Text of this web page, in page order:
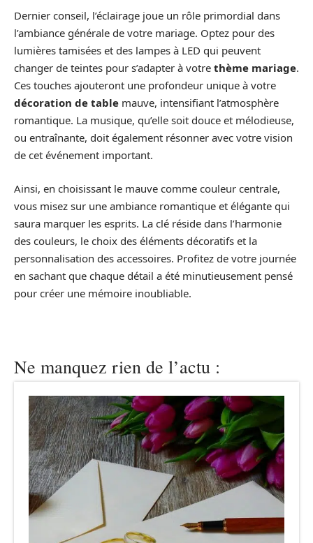
Dernier conseil, l’éclairage joue un rôle primordial dans
l’ambiance générale de votre mariage. Optez pour des
lumières tamisées et des lampes à LED qui peuvent
changer de teintes pour s’adapter à votre thème mariage.
Ces touches ajouteront une profondeur unique à votre
décoration de table mauve, intensifiant l’atmosphère
romantique. La musique, qu’elle soit douce et mélodieuse,
ou entraînante, doit également résonner avec votre vision
de cet événement important.
Ainsi, en choisissant le mauve comme couleur centrale,
vous misez sur une ambiance romantique et élégante qui
saura marquer les esprits. La clé réside dans l’harmonie
des couleurs, le choix des éléments décoratifs et la
personnalisation des accessoires. Profitez de votre journée
en sachant que chaque détail a été minutieusement pensé
pour créer une mémoire inoubliable.
Ne manquez rien de l’actu :